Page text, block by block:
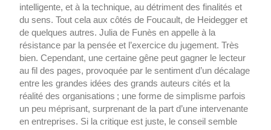
intelligente, et à la technique, au détriment des finalités et
du sens. Tout cela aux côtés de Foucault, de Heidegger et
de quelques autres. Julia de Funès en appelle à la
résistance par la pensée et l’exercice du jugement. Très
bien. Cependant, une certaine gêne peut gagner le lecteur
au fil des pages, provoquée par le sentiment d’un décalage
entre les grandes idées des grands auteurs cités et la
réalité des organisations ; une forme de simplisme parfois
un peu méprisant, surprenant de la part d’une intervenante
en entreprises. Si la critique est juste, le conseil semble